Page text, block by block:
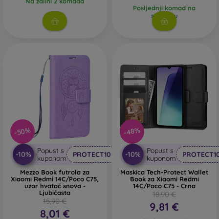
Posljednji komad na
skladištu
-50%
-10%
Popust s
kuponom
PROTECT10
Mezzo Book futrola za
Xiaomi Redmi 14C/Poco C75,
uzor hvatač snova -
Ljubičasta
15,90 €
8,01 €
-48%
-10%
Popust s
kuponom
Maskica Tech-Protect Wallet
Book za Xiaomi Redmi
14C/Poco C75 - Crna
18,90 €
9,81 €